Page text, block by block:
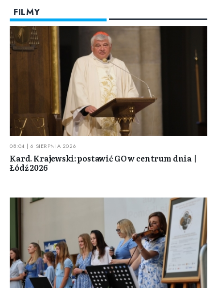
FILMY
08:04 | 6 SIERPNIA 2026
Kard. Krajewski: postawić GO w centrum dnia |
Łódź 2026